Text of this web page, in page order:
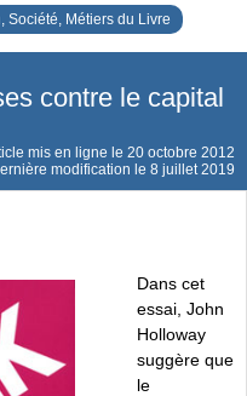
Société, Métiers du Livre
contre le capital
mis en ligne le 20 octobre 2012
modification le 8 juillet 2019
Dans cet
essai, John
Holloway
suggère que
le